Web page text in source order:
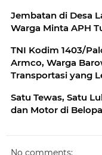
Jembatan di Desa
Warga Minta APH
TNI Kodim 1403/
Armco, Warga
Transportasi yang
Satu Tewas, Satu
dan Motor di
No comments: